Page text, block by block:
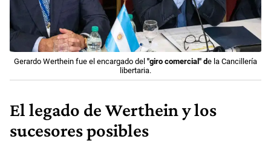
Gerardo Werthein fue el encargado del "giro comercial" de la Cancillería
libertaria.
El legado de Werthein y los
sucesores posibles